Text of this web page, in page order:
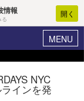
情報
る
開く
MENU
ホーム
NYC
インを発